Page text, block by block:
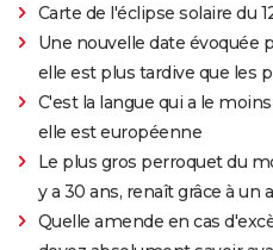
Carte de l'éclipse solaire du
Une nouvelle date évoquée
elle est plus tardive que les
C'est la langue qui a le
elle est européenne
Le plus gros perroquet du
y a 30 ans, renaît grâce à un
Quelle amende en cas